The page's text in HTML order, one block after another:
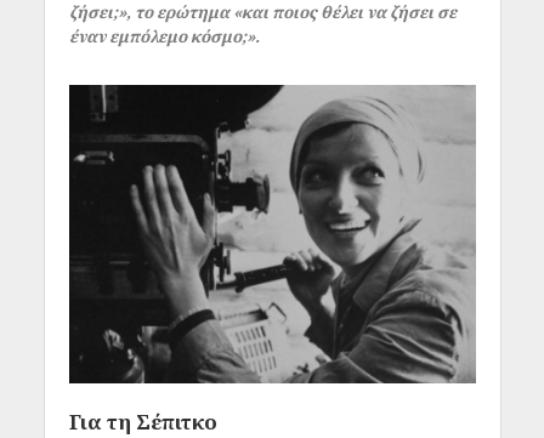
ζήσει;», το ερώτημα «και ποιος θέλει να ζήσει σε
έναν εμπόλεμο κόσμο;».
Για τη Σέπιτκο